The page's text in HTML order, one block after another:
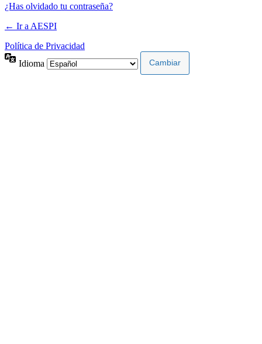
¿Has olvidado tu contraseña?
← Ir a AESPI
Política de Privacidad
Idioma